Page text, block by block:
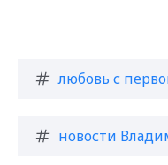
любовь с
новости